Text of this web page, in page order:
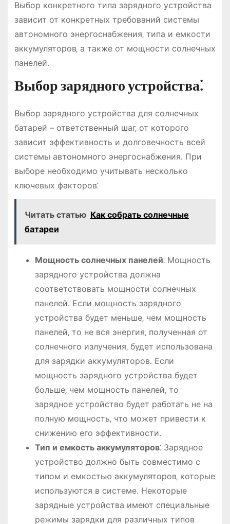
Выбор конкретного типа зарядного устройства
зависит от конкретных требований системы
автономного энергоснабжения‚ типа и емкости
аккумуляторов‚ а также от мощности солнечных
панелей․
Выбор зарядного устройства⁚
Выбор зарядного устройства для солнечных
батарей – ответственный шаг‚ от которого
зависит эффективность и долговечность всей
системы автономного энергоснабжения․ При
выборе необходимо учитывать несколько
ключевых факторов⁚
Читать статью Как собрать солнечные
батареи
Мощность солнечных панелей⁚ Мощность
зарядного устройства должна
соответствовать мощности солнечных
панелей․ Если мощность зарядного
устройства будет меньше‚ чем мощность
панелей‚ то не вся энергия‚ полученная от
солнечного излучения‚ будет использована
для зарядки аккумуляторов․ Если
мощность зарядного устройства будет
больше‚ чем мощность панелей‚ то
зарядное устройство будет работать не на
полную мощность‚ что может привести к
снижению его эффективности․
Тип и емкость аккумуляторов⁚ Зарядное
устройство должно быть совместимо с
типом и емкостью аккумуляторов‚ которые
используются в системе․ Некоторые
зарядные устройства имеют специальные
режимы зарядки для различных типов